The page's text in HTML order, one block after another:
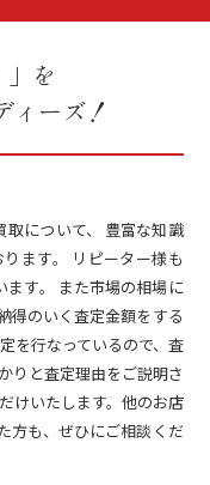
」を
ィーズ！
取について、 豊富な知識
ます。 リピーター様も
ます。 また市場の相場に
得のいく査定金額をする
を行なっているので、査
りと査定理由をご説明さ
けいたします。他のお店
方も、ぜひにご相談くだ